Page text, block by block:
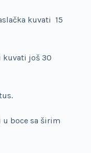
kuvati 15
kuvati još 30
boce sa širim